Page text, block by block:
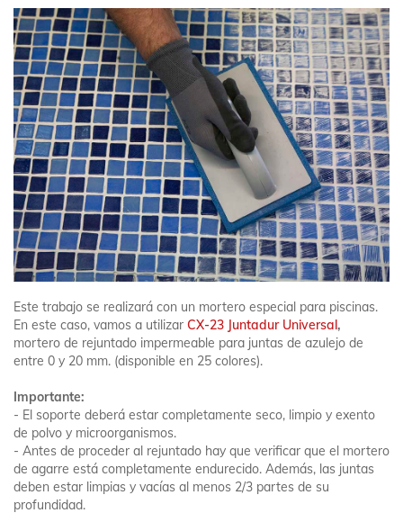
Este trabajo se realizará con un mortero especial para piscinas.
En este caso, vamos a utilizar CX-23 Juntadur Universal,
mortero de rejuntado impermeable para juntas de azulejo de
entre 0 y 20 mm. (disponible en 25 colores).
Importante:
- El soporte deberá estar completamente seco, limpio y exento
de polvo y microorganismos.
- Antes de proceder al rejuntado hay que verificar que el mortero
de agarre está completamente endurecido. Además, las juntas
deben estar limpias y vacías al menos 2/3 partes de su
profundidad.